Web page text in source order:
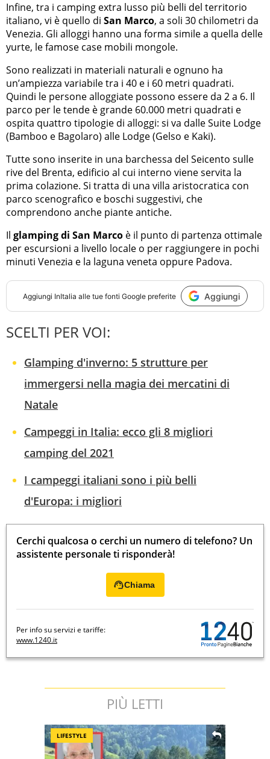
Infine, tra i camping extra lusso più belli del territorio
italiano, vi è quello di San Marco, a soli 30 chilometri da
Venezia. Gli alloggi hanno una forma simile a quella delle
yurte, le famose case mobili mongole.
Sono realizzati in materiali naturali e ognuno ha
un’ampiezza variabile tra i 40 e i 60 metri quadrati.
Quindi le persone alloggiate possono essere da 2 a 6. Il
parco per le tende è grande 60.000 metri quadrati e
ospita quattro tipologie di alloggi: si va dalle Suite Lodge
(Bamboo e Bagolaro) alle Lodge (Gelso e Kaki).
Tutte sono inserite in una barchessa del Seicento sulle
rive del Brenta, edificio al cui interno viene servita la
prima colazione. Si tratta di una villa aristocratica con
parco scenografico e boschi suggestivi, che
comprendono anche piante antiche.
Il glamping di San Marco è il punto di partenza ottimale
per escursioni a livello locale o per raggiungere in pochi
minuti Venezia e la laguna veneta oppure Padova.
Aggiungi InItalia alle tue fonti Google preferite Aggiungi
SCELTI PER VOI:
Glamping d'inverno: 5 strutture per
immergersi nella magia dei mercatini di
Natale
Campeggi in Italia: ecco gli 8 migliori
camping del 2021
I campeggi italiani sono i più belli
d'Europa: i migliori
Cerchi qualcosa o cerchi un numero di telefono? Un
assistente personale ti risponderà!
Chiama
Per info su servizi e tariffe:
www.1240.it
PIÙ LETTI
LIFESTYLE